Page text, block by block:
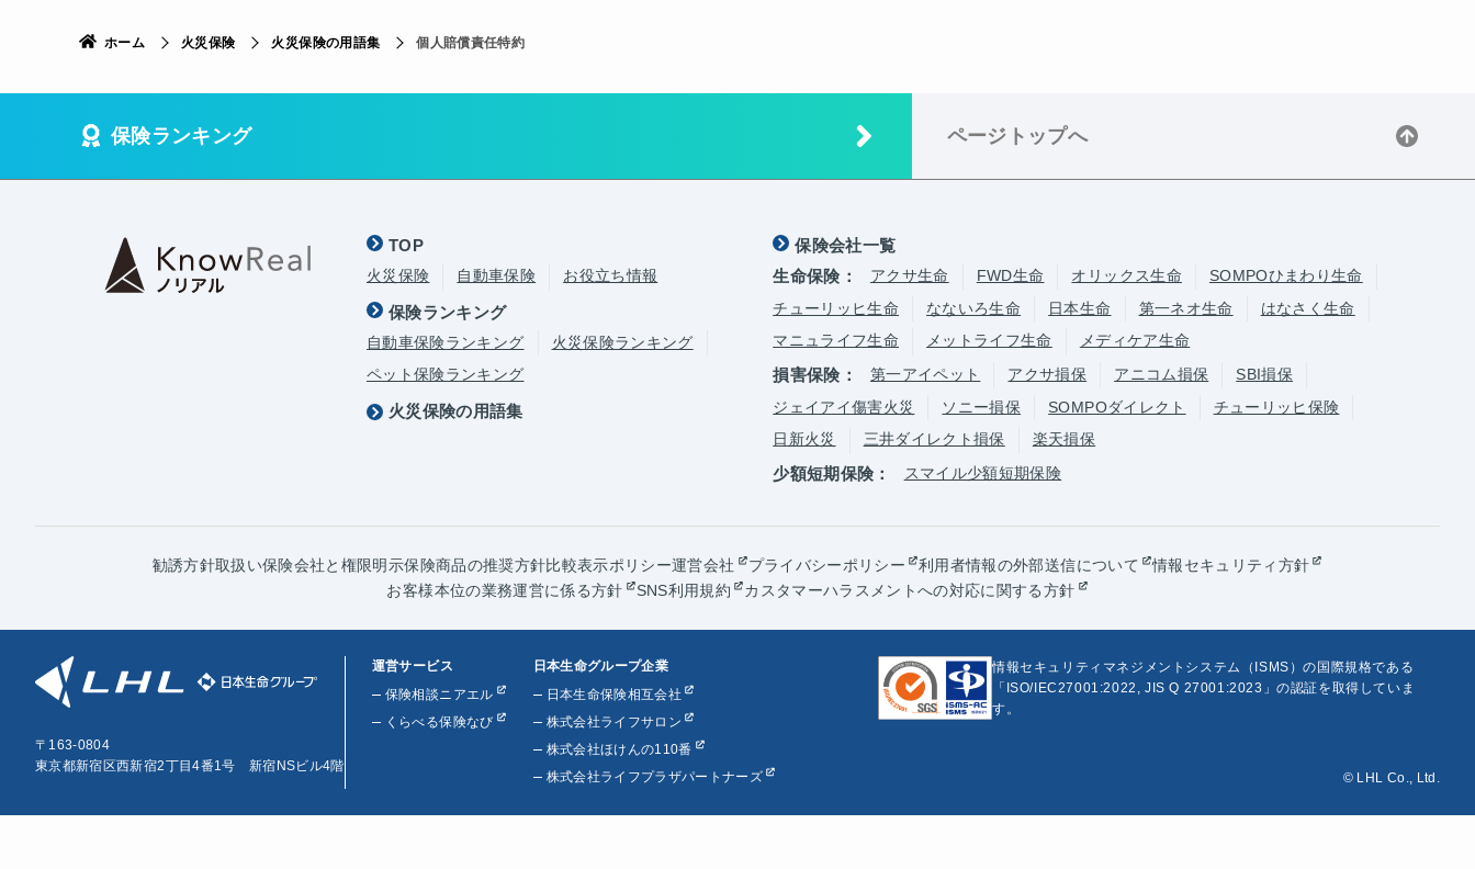
ホーム 火災保険 火災保険の用語集 個人賠償責任特約
保険ランキング ページトップへ
TOP
火災保険 自動車保険 お役立ち情報
保険ランキング
自動車保険ランキング
火災保険ランキング
ペット保険ランキング
火災保険の用語集
保険会社一覧
生命保険：
アクサ生命 FWD生命 オリックス生命
SOMPOひまわり生命
チューリッヒ生命
なないろ生命 日本生命 第一ネオ生命
はなさく生命
マニュライフ生命
メットライフ生命 メディケア生命
損害保険： 第一アイペット アクサ損保 アニコム損保
SBI損保
ジェイアイ傷害火災
ソニー損保 SOMPOダイレクト
チューリッヒ保険
日新火災
三井ダイレクト損保 楽天損保
少額短期保険： スマイル少額短期保険
勧誘方針取扱い保険会社と権限明示保険商品の推奨方針比較表示ポリシー運営会社 プライバシーポリシー 利用者情報の外部送信について
情報セキュリティ方針
お客様本位の業務運営に係る方針
SNS利用規約 カスタマーハラスメントへの対応に関する方針
〒163-0804
東京都新宿区西新宿2丁目4番1号 新宿NSビル4階
運営サービス
保険相談ニアエル
くらべる保険なび
日本生命グループ企業
日本生命保険相互会社
株式会社ライフサロン
株式会社ほけんの110番
株式会社ライフプラザパートナーズ
情報セキュリティマネジメントシステム（ISMS）の国際規格である
「ISO/IEC27001:2022, JIS Q 27001:2023」の認証を取得していま
す。
© LHL Co., Ltd.